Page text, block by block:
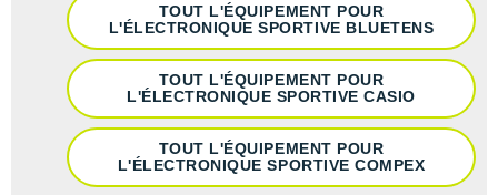
TOUT L'ÉQUIPEMENT POUR
L'ÉLECTRONIQUE SPORTIVE BLUETENS
TOUT L'ÉQUIPEMENT POUR
L'ÉLECTRONIQUE SPORTIVE CASIO
TOUT L'ÉQUIPEMENT POUR
L'ÉLECTRONIQUE SPORTIVE COMPEX